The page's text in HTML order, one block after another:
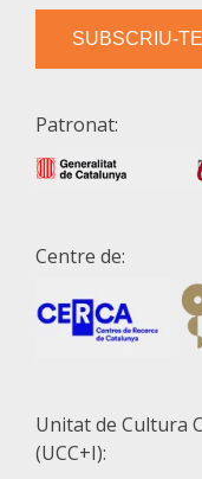
SUBSCRIU-
Patronat:
Centre de:
Unitat de Cultura
(UCC+I):